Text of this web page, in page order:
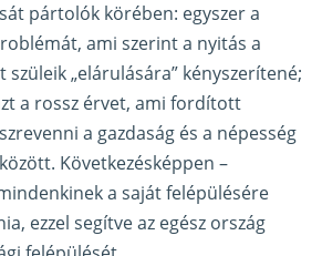
pártolók körében: egyszer a
ami szerint a nyitás a
„elárulására” kényszerítené;
a rossz érvet, ami fordított
a gazdaság és a népesség
között. Következésképpen –
a saját felépülésére
ezzel segítve az egész ország